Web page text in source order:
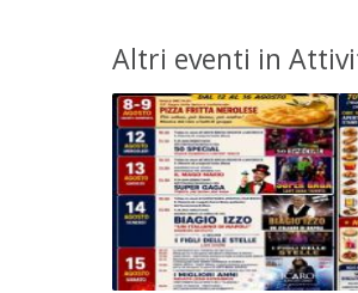
Altri eventi in